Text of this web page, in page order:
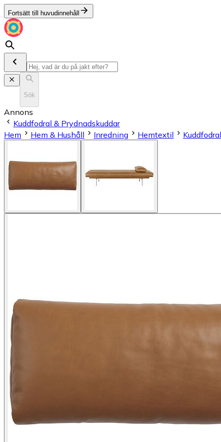
Fortsätt till huvudinnehåll
Sök
Annons
Kuddfodral & Prydnadskuddar
Hem
Hem & Hushåll Inredning Hemtextil